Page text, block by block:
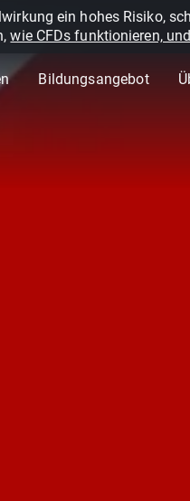
ein hohes Risiko,
wie CFDs funktionieren,
Bildungsangebot